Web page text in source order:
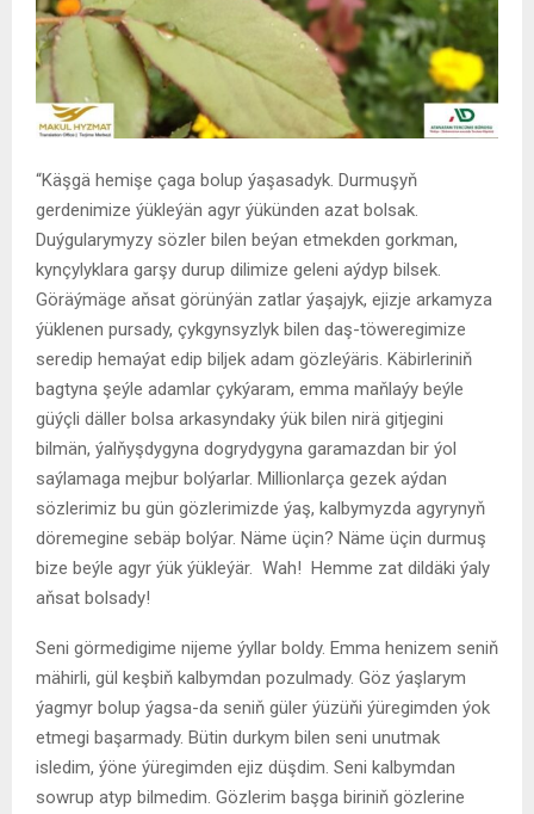
“Käşgä hemişe çaga bolup ýaşasadyk. Durmuşyň
gerdenimize ýükleýän agyr ýükünden azat bolsak.
Duýgularymyzy sözler bilen beýan etmekden gorkman,
kynçylyklara garşy durup dilimize geleni aýdyp bilsek.
Göräýmäge aňsat görünýän zatlar ýaşajyk, ejizje arkamyza
ýüklenen pursady, çykgynsyzlyk bilen daş-töweregimize
seredip hemaýat edip biljek adam gözleýäris. Käbirleriniň
bagtyna şeýle adamlar çykýaram, emma maňlaýy beýle
güýçli däller bolsa arkasyndaky ýük bilen nirä gitjegini
bilmän, ýalňyşdygyna dogrydygyna garamazdan bir ýol
saýlamaga mejbur bolýarlar. Millionlarça gezek aýdan
sözlerimiz bu gün gözlerimizde ýaş, kalbymyzda agyrynyň
döremegine sebäp bolýar. Näme üçin? Näme üçin durmuş
bize beýle agyr ýük ýükleýär. Wah! Hemme zat dildäki ýaly
aňsat bolsady!
Seni görmedigime nijeme ýyllar boldy. Emma henizem seniň
mähirli, gül keşbiň kalbymdan pozulmady. Göz ýaşlarym
ýagmyr bolup ýagsa-da seniň güler ýüzüňi ýüregimden ýok
etmegi başarmady. Bütin durkym bilen seni unutmak
isledim, ýöne ýüregimden ejiz düşdim. Seni kalbymdan
sowrup atyp bilmedim. Gözlerim başga biriniň gözlerine